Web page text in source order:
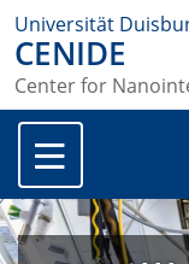
Universität
CENIDE
Center for